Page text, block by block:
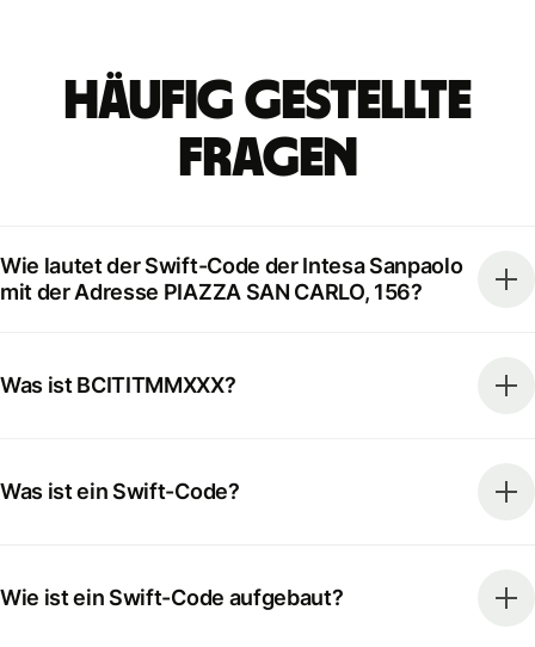
Häufig gestellte
Fragen
Wie lautet der Swift-Code der Intesa Sanpaolo
mit der Adresse PIAZZA SAN CARLO, 156?
Was ist BCITITMMXXX?
Was ist ein Swift-Code?
Wie ist ein Swift-Code aufgebaut?